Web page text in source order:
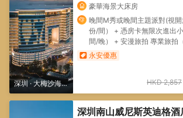
深圳· 大梅沙海濱
公園/小梅沙海濱
豪華海景大床房
晚間M秀或晚間主題派對(視
份/間） + 憑房卡無限次進出
間/晚） + 安漫旅拍 專業旅拍
永安優惠
HKD2,857
深圳南山威尼斯英迪格酒